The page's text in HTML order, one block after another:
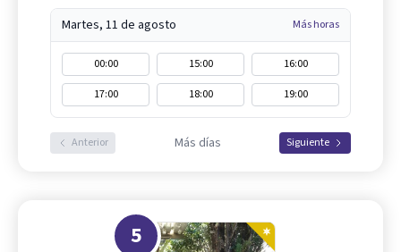
Martes, 11 de agosto Más horas
00:00 15:00
16:00
17:00
18:00 19:00
Anterior Más días Siguiente
5